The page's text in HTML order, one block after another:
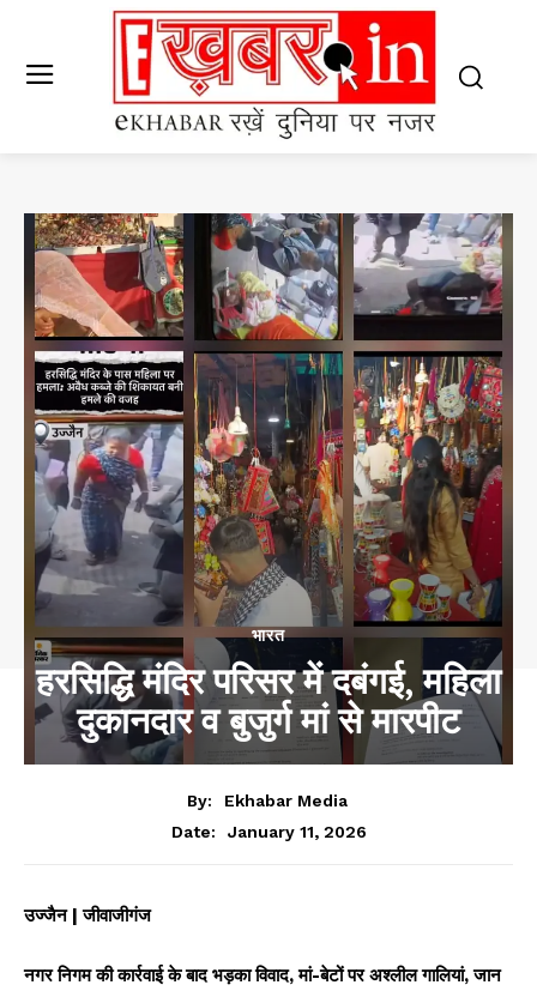
भारत
हरसिद्धि मंदिर परिसर में दबंगई, महिला
दुकानदार व बुजुर्ग मां से मारपीट
By:
Ekhabar Media
Date:
January 11, 2026
उज्जैन | जीवाजीगंज
नगर निगम की कार्रवाई के बाद भड़का विवाद, मां-बेटों पर अश्लील गालियां, जान